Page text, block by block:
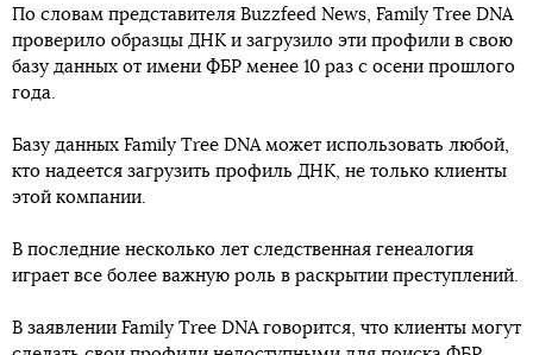
По словам представителя Buzzfeed News, Family Tree DNA
проверило образцы ДНК и загрузило эти профили в свою
базу данных от имени ФБР менее 10 раз с осени прошлого
года.
Базу данных Family Tree DNA может использовать любой,
кто надеется загрузить профиль ДНК, не только клиенты
этой компании.
В последние несколько лет следственная генеалогия
играет все более важную роль в раскрытии преступлений.
В заявлении Family Tree DNA говорится, что клиенты могут